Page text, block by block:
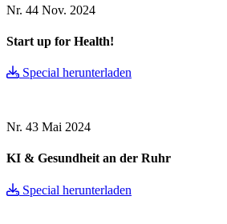
Nr. 44 Nov. 2024
Start up for Health!
Special herunterladen
Nr. 43 Mai 2024
KI & Gesundheit an der Ruhr
Special herunterladen